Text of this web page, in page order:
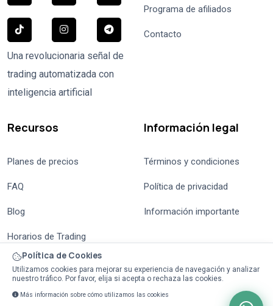
Una revolucionaria señal de
trading automatizada con
inteligencia artificial
Programa de afiliados
Contacto
Recursos
Planes de precios
FAQ
Blog
Horarios de Trading
Información legal
Términos y condiciones
Política de privacidad
Información importante
Política de Cookies
Utilizamos cookies para mejorar su experiencia de navegación y analizar
nuestro tráfico. Por favor, elija si acepta o rechaza las cookies.
Más información sobre cómo utilizamos las cookies